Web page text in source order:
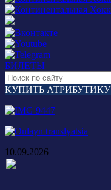
БИЛЕТЫ
КУПИТЬ АТРИБУТИКУ
10.09.2026